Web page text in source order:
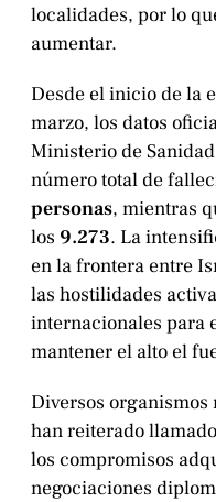
localidades, por lo
aumentar.
Desde el inicio de la
marzo, los datos
Ministerio de
número total de
personas, mientras
los 9.273. La
en la frontera entre
las hostilidades
internacionales para
mantener el alto el
Diversos
han reiterado
los compromisos
negociaciones